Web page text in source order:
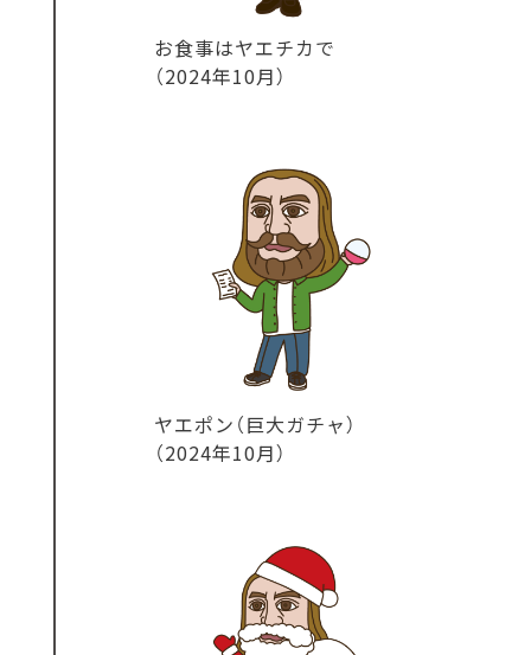
お食事はヤエチカで
（2024年10月）
ヤエポン（巨大ガチャ）
（2024年10月）